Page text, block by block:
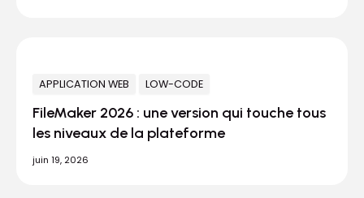
APPLICATION WEB LOW-CODE
FileMaker 2026 : une version qui touche tous
les niveaux de la plateforme
juin 19, 2026